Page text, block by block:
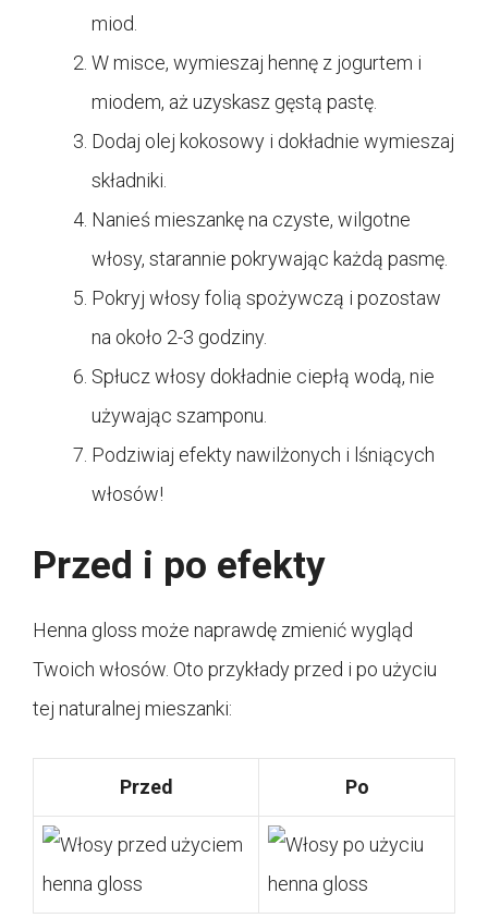
miod.
W misce, wymieszaj hennę z jogurtem i
miodem, aż uzyskasz gęstą pastę.
Dodaj olej kokosowy i dokładnie wymieszaj
składniki.
Nanieś mieszankę na czyste, wilgotne
włosy, starannie pokrywając każdą pasmę.
Pokryj włosy folią spożywczą i pozostaw
na około 2-3 godziny.
Spłucz włosy dokładnie ciepłą wodą, nie
używając szamponu.
Podziwiaj efekty nawilżonych i lśniących
włosów!
Przed i po efekty
Henna gloss może naprawdę zmienić wygląd
Twoich włosów. Oto przykłady przed i po użyciu
tej naturalnej mieszanki:
Przed Po